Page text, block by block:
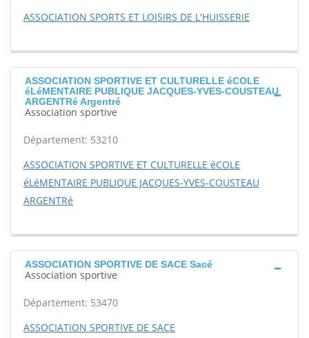
ASSOCIATION SPORTS ET LOISIRS DE L'HUISSERIE
ASSOCIATION SPORTIVE ET CULTURELLE éCOLE
éLéMENTAIRE PUBLIQUE JACQUES-YVES-COUSTEAU
ARGENTRé Argentré
Association sportive
Département: 53210
ASSOCIATION SPORTIVE ET CULTURELLE éCOLE
éLéMENTAIRE PUBLIQUE JACQUES-YVES-COUSTEAU
ARGENTRé
ASSOCIATION SPORTIVE DE SACE Sacé
Association sportive
Département: 53470
ASSOCIATION SPORTIVE DE SACE